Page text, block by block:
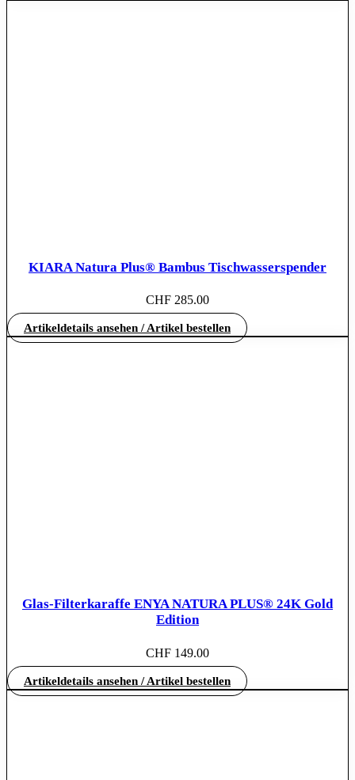
KIARA Natura Plus® Bambus Tischwasserspender
CHF 285.00
Artikeldetails ansehen / Artikel bestellen
Glas-Filterkaraffe ENYA NATURA PLUS® 24K Gold
Edition
CHF 149.00
Artikeldetails ansehen / Artikel bestellen